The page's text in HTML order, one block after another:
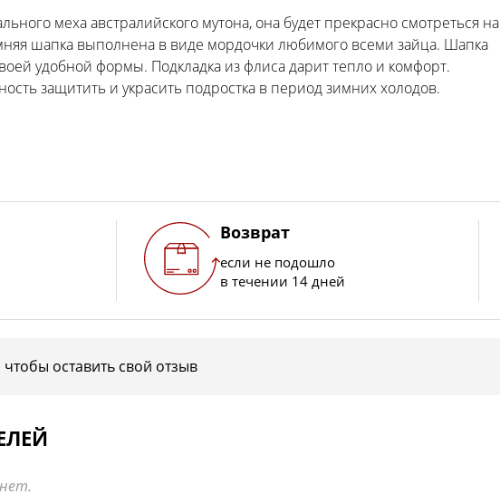
меха австралийского мутона, она будет прекрасно смотреться на
шапка выполнена в виде мордочки любимого всеми зайца. Шапка
удобной формы. Подкладка из флиса дарит тепло и комфорт.
защитить и украсить подростка в период зимних холодов.
Возврат
если не подошло
в течении 14 дней
чтобы оставить свой отзыв